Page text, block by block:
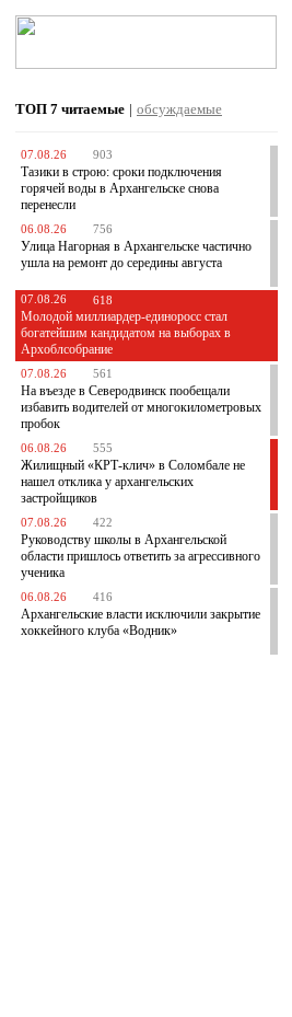
ТОП 7 читаемые | обсуждаемые
07.08.26 903
Тазики в строю: сроки подключения
горячей воды в Архангельске снова
перенесли
06.08.26 756
Улица Нагорная в Архангельске частично
ушла на ремонт до середины августа
07.08.26 618
Молодой миллиардер-единоросс стал
богатейшим кандидатом на выборах в
Архоблсобрание
07.08.26 561
На въезде в Северодвинск пообещали
избавить водителей от многокилометровых
пробок
06.08.26 555
Жилищный «КРТ-клич» в Соломбале не
нашел отклика у архангельских
застройщиков
07.08.26 422
Руководству школы в Архангельской
области пришлось ответить за агрессивного
ученика
06.08.26 416
Архангельские власти исключили закрытие
хоккейного клуба «Водник»